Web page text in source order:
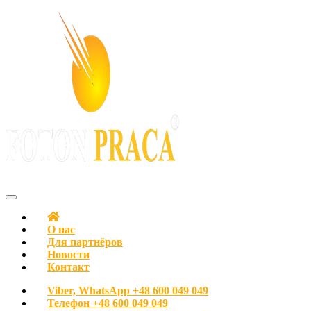
О нас
Для партнёров
Новости
Контакт
Viber, WhatsApp +48 600 049 049
Телефон +48 600 049 049